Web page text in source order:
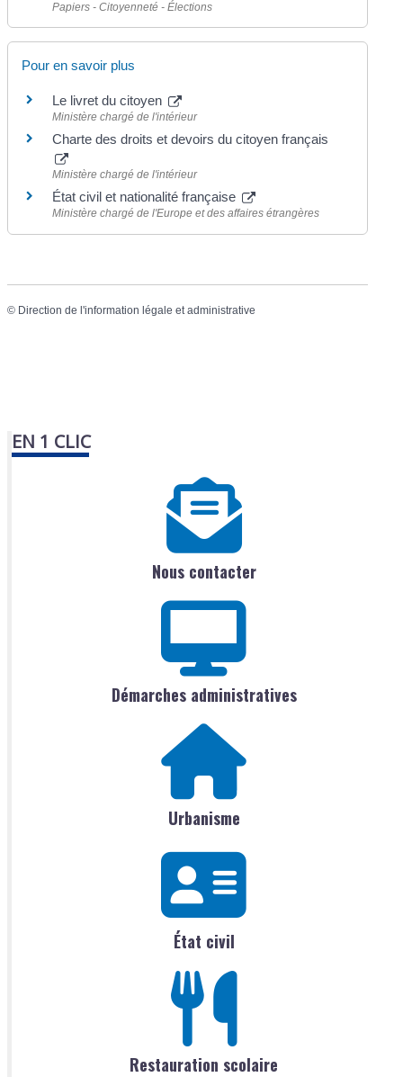
Papiers - Citoyenneté - Élections
Pour en savoir plus
Le livret du citoyen
Ministère chargé de l'intérieur
Charte des droits et devoirs du citoyen français
Ministère chargé de l'intérieur
État civil et nationalité française
Ministère chargé de l'Europe et des affaires étrangères
© Direction de l'information légale et administrative
EN 1 CLIC
Nous contacter
Démarches administratives
Urbanisme
État civil
Restauration scolaire